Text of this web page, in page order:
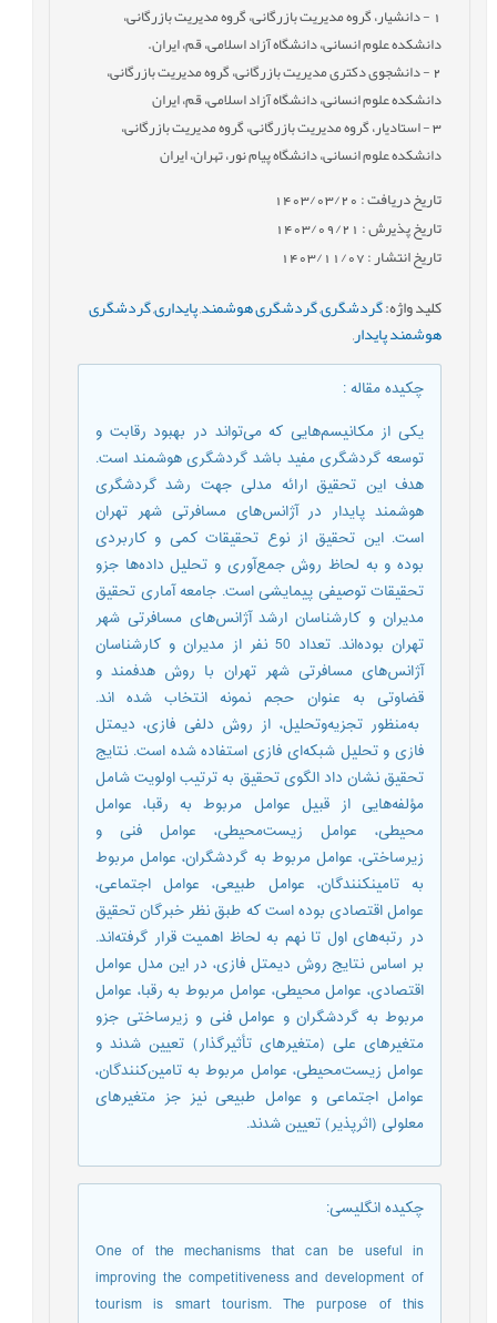
- دانشیار، گروه مدیریت بازرگانی، گروه مدیریت بازرگانی،
دانشکده علوم انسانی، دانشگاه آزاد اسلامی، قم، ایران.
2- دانشجوی دکتری مدیریت بازرگانی، گروه مدیریت بازرگانی،
دانشکده علوم انسانی، دانشگاه آزاد اسلامی، قم، ایران
3- استادیار، گروه مدیریت بازرگانی، گروه مدیریت بازرگانی،
دانشکده علوم انسانی، دانشگاه پیام نور، تهران، ایران
تاریخ دریافت : 1403/03/20
تاریخ پذیرش : 1403/09/21
تاریخ انتشار : 1403/11/07
کلید واژه:گردشگری,گردشگری هوشمند,پایداری,گردشگری
هوشمند پایدار,
چکیده مقاله:
یکی از مکانیسم‌هایی که می‌تواند در بهبود رقابت و
توسعه گردشگری مفید باشد گردشگری هوشمند است.
هدف این تحقیق ارائه مدلی جهت رشد گردشگری
هوشمند پایدار در آژانس‌های مسافرتی شهر تهران
است. این تحقیق از نوع تحقیقات کمی و کاربردی
بوده و به لحاظ روش جمع‌آوری و تحلیل داده‌ها جزو
تحقیقات توصیفی پیمایشی است. جامعه آماری تحقیق
مدیران و کارشناسان ارشد آژانس‌های مسافرتی شهر
تهران بوده‌اند. تعداد 50 نفر از مدیران و کارشناسان
آژانس‌های مسافرتی شهر تهران با روش هدفمند و
قضاوتی به عنوان حجم نمونه انتخاب شده اند.
به‌منظور تجزیه‌وتحلیل، از روش دلفی فازی، دیمتل
فازی و تحلیل شبکه‌ای فازی استفاده شده است. نتایج
تحقیق نشان داد الگوی تحقیق به ترتیب اولویت شامل
مؤلفه‌هایی از قبیل عوامل مربوط به رقبا، عوامل
محیطی، عوامل زیست‌محیطی، عوامل فنی و
زیرساختی، عوامل مربوط به گردشگران، عوامل مربوط
به تامین­کنندگان، عوامل طبیعی، عوامل اجتماعی،
عوامل اقتصادی بوده است که طبق نظر خبرگان تحقیق
در رتبه‌های اول تا نهم به لحاظ اهمیت قرار گرفته‌اند.
بر اساس نتایج روش دیمتل فازی، در این مدل عوامل
اقتصادی، عوامل محیطی، عوامل مربوط به رقبا، عوامل
مربوط به گردشگران و عوامل فنی و زیرساختی جزو
متغیرهای علی (متغیرهای تأثیرگذار) تعیین شدند و
عوامل زیست‌محیطی، عوامل مربوط به تامین‌کنندگان،
عوامل اجتماعی و عوامل طبیعی نیز جز متغیرهای
معلولی (اثرپذیر) تعیین شدند.
چکیده انگلیسی:
One of the mechanisms that can be useful in
improving the competitiveness and development of
tourism is smart tourism. The purpose of this